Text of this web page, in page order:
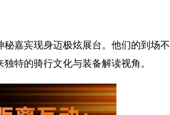
嘉宾现身迈极炫展台。他们的到场不
特的骑行文化与装备解读视角。